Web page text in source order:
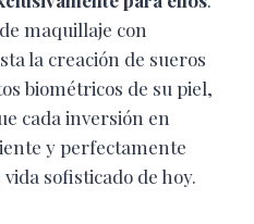
maquillaje con
la creación de sueros
biométricos de su piel,
cada inversión en
y perfectamente
sofisticado de hoy.